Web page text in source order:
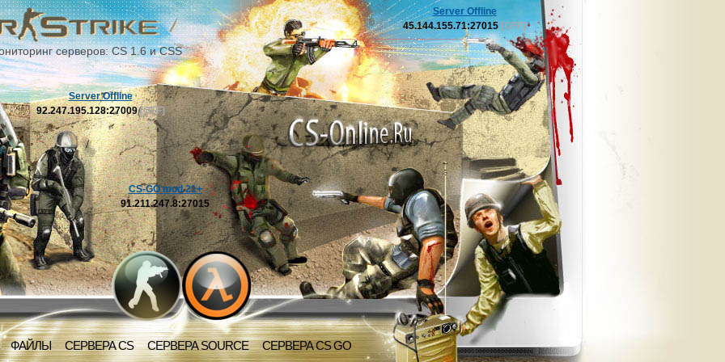
серверов: CS 1.6 и CSS
ФАЙЛЫ СЕРВЕРА CS СЕРВЕРА SOURCE СЕРВЕРА CS GO
Server Offline
92.247.195.128:27009[OFF]
CS-GO mod 21+
91.211.247.8:27015
Server Offline
45.144.155.71:27015 [OFF]